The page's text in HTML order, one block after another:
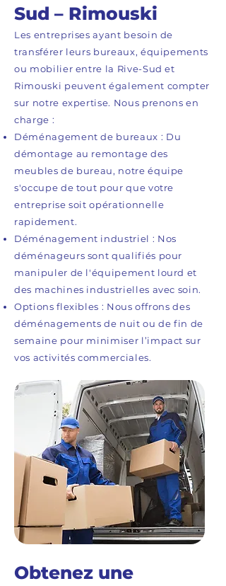
Sud – Rimouski
Les entreprises ayant besoin de
transférer leurs bureaux, équipements
ou mobilier entre la Rive-Sud et
Rimouski peuvent également compter
sur notre expertise. Nous prenons en
charge :
Déménagement de bureaux : Du
démontage au remontage des
meubles de bureau, notre équipe
s'occupe de tout pour que votre
entreprise soit opérationnelle
rapidement.
Déménagement industriel : Nos
déménageurs sont qualifiés pour
manipuler de l'équipement lourd et
des machines industrielles avec soin.
Options flexibles : Nous offrons des
déménagements de nuit ou de fin de
semaine pour minimiser l’impact sur
vos activités commerciales.
Obtenez une